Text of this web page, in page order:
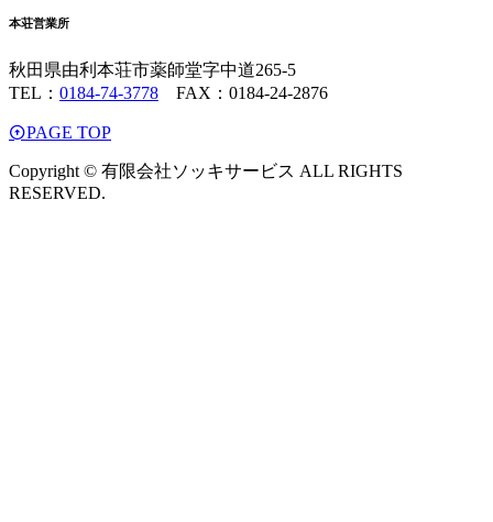
本荘営業所
秋田県由利本荘市薬師堂字中道265-5
TEL： 0184-74-3778 FAX：0184-24-2876
PAGE TOP
Copyright © 有限会社ソッキサービス ALL RIGHTS
RESERVED.